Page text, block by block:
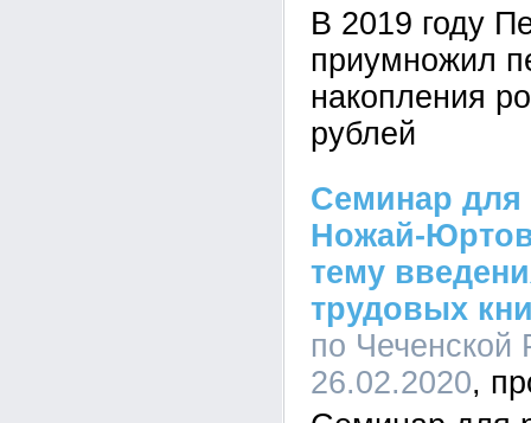
В 2019 году
приумножил
накопления
рублей
Семинар для
Ножай-
тему
трудовых
по Чеченской
26.02.2020